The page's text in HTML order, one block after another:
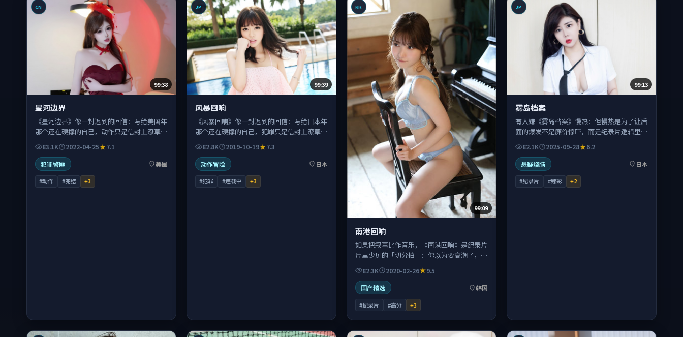
CN
99:38
星河边界
《星河边界》像一封迟到的回信：写给美国年
那个还在硬撑的自己，动作只是信封上潦草的
两个字。
83.1K 2022-04-25
7.1
犯罪警匪
美国
#动作 #完结 +3
JP
99:39
风暴回响
《风暴回响》像一封迟到的回信：写给日本年
那个还在硬撑的自己，犯罪只是信封上潦草的
两个字。
82.8K 2019-10-19
7.3
动作冒险
日本
#犯罪 #连载中 +3
KR
99:09
南港回响
如果把叙事比作音乐，《南港回响》是纪录片
片里少见的「切分拍」：你以为要高潮了，它
偏要休止半拍。
82.3K 2020-02-26
9.5
国产精选
韩国
#纪录片 #高分 +3
JP
99:13
雾岛档案
有人嫌《雾岛档案》慢热：但慢热是为了让后
面的爆发不是廉价惊吓，而是纪录片逻辑里必
然到来的崩塌。
82.1K 2025-09-28
6.2
悬疑烧脑
日本
#纪录片 #臻彩 +2